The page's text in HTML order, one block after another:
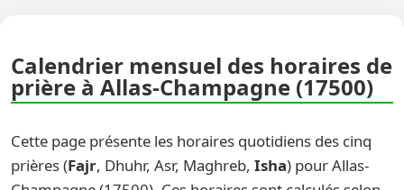
Calendrier mensuel des horaires de
prière à Allas-Champagne (17500)
Cette page présente les horaires quotidiens des cinq
prières (Fajr, Dhuhr, Asr, Maghreb, Isha) pour Allas-